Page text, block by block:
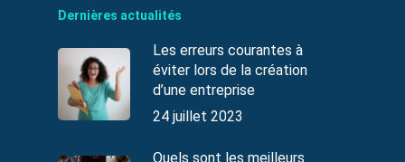
Dernières actualités
Les erreurs courantes à
éviter lors de la création
d’une entreprise
24 juillet 2023
Quels sont les meilleurs